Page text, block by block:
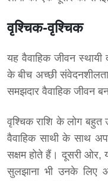
वृश्चिक-वृश्चिक
यह वैवाहिक जीवन
के बीच अच्छी
समझदार वैवाहिक जीवन
वृश्चिक राशि के लोग बहुत
वैवाहिक साथी के साथ
सक्षम होते हैं। दूसरी ओर,
सुलझाना भी उनके लिए